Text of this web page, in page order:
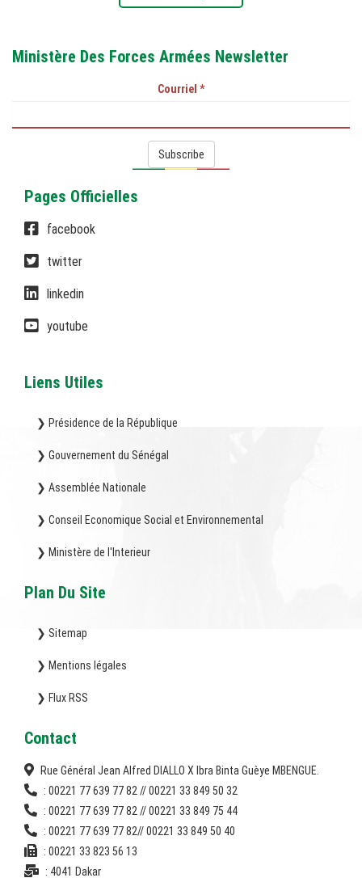
Ministère Des Forces Armées Newsletter
Courriel *
Subscribe
Pages Officielles
facebook
twitter
linkedin
youtube
Liens Utiles
❯ Présidence de la République
❯ Gouvernement du Sénégal
❯ Assemblée Nationale
❯ Conseil Economique Social et Environnemental
❯ Ministère de l'Interieur
Plan Du Site
❯ Sitemap
❯ Mentions légales
❯ Flux RSS
Contact
Rue Général Jean Alfred DIALLO X Ibra Binta Guèye MBENGUE.
: 00221 77 639 77 82 // 00221 33 849 50 32
: 00221 77 639 77 82 // 00221 33 849 75 44
: 00221 77 639 77 82// 00221 33 849 50 40
: 00221 33 823 56 13
: 4041 Dakar